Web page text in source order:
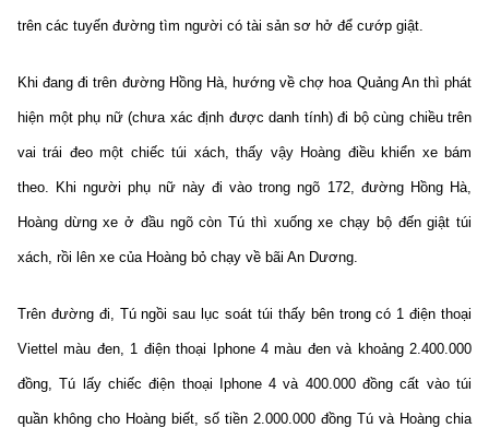
trên các tuyến đường tìm người có tài sản sơ hở để cướp giật.
Khi đang đi trên đường Hồng Hà, hướng về chợ hoa Quảng An thì phát
hiện một phụ nữ (chưa xác định được danh tính) đi bộ cùng chiều trên
vai trái đeo một chiếc túi xách, thấy vậy Hoàng điều khiển xe bám
theo. Khi người phụ nữ này đi vào trong ngõ 172, đường Hồng Hà,
Hoàng dừng xe ở đầu ngõ còn Tú thì xuống xe chạy bộ đến giật túi
xách, rồi lên xe của Hoàng bỏ chạy về bãi An Dương.
Trên đường đi, Tú ngồi sau lục soát túi thấy bên trong có 1 điện thoại
Viettel màu đen, 1 điện thoại Iphone 4 màu đen và khoảng 2.400.000
đồng, Tú lấy chiếc điện thoại Iphone 4 và 400.000 đồng cất vào túi
quần không cho Hoàng biết, số tiền 2.000.000 đồng Tú và Hoàng chia